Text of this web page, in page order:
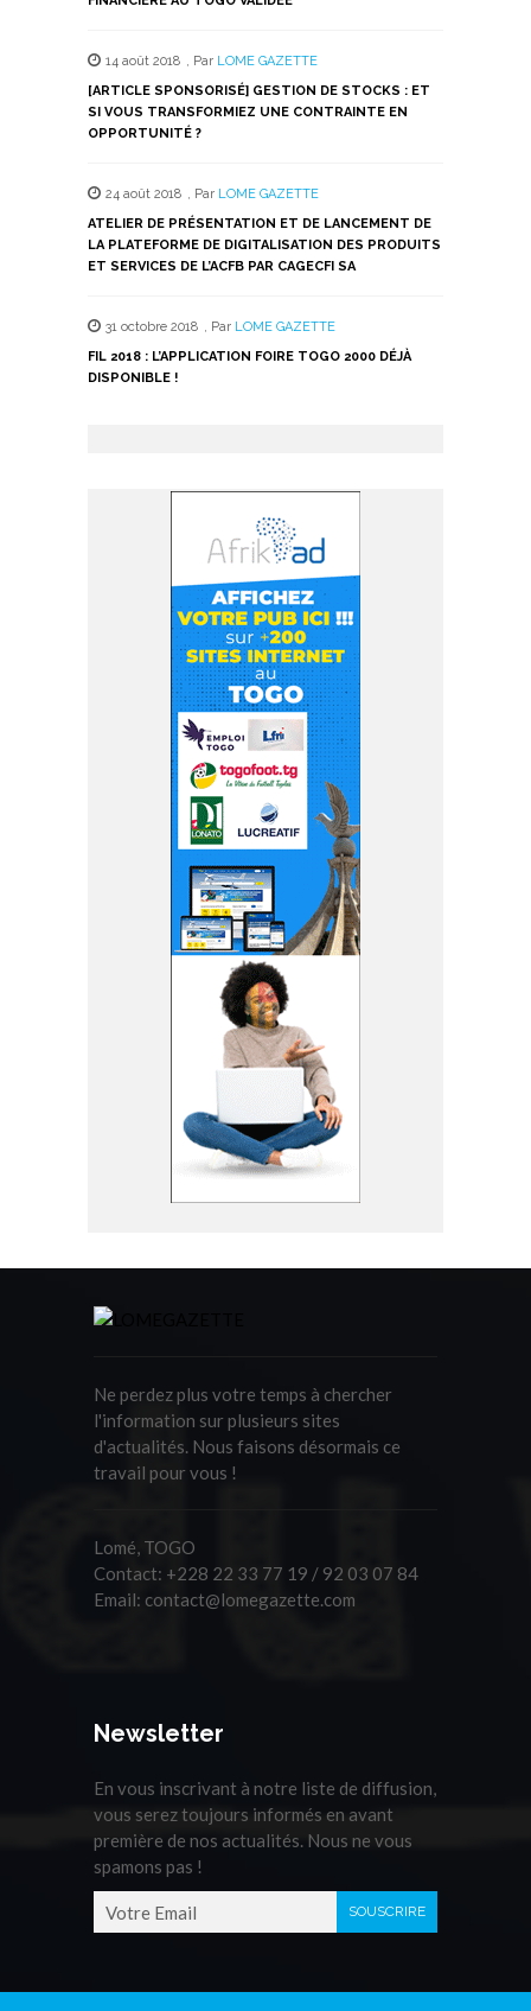
14 août 2018 , Par LOME GAZETTE
[ARTICLE SPONSORISÉ] GESTION DE STOCKS : ET
SI VOUS TRANSFORMIEZ UNE CONTRAINTE EN
OPPORTUNITÉ ?
24 août 2018 , Par LOME GAZETTE
ATELIER DE PRÉSENTATION ET DE LANCEMENT DE
LA PLATEFORME DE DIGITALISATION DES PRODUITS
ET SERVICES DE L’ACFB PAR CAGECFI SA
31 octobre 2018 , Par LOME GAZETTE
FIL 2018 : L’APPLICATION FOIRE TOGO 2000 DÉJÀ
DISPONIBLE !
Ne perdez plus votre temps à chercher
l'information sur plusieurs sites
d'actualités. Nous faisons désormais ce
travail pour vous !
Lomé, TOGO
Contact: +228 22 33 77 19 / 92 03 07 84
Email: contact@lomegazette.com
Newsletter
En vous inscrivant à notre liste de diffusion,
vous serez toujours informés en avant
première de nos actualités. Nous ne vous
spamons pas !